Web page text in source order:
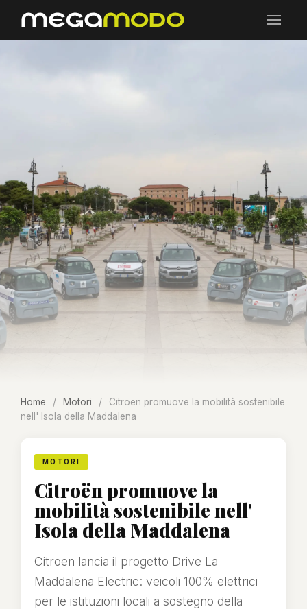
Home / Motori /
Citroën promuove la mobilità sostenibile
nell' Isola della Maddalena
MOTORI
Citroën promuove la
mobilità sostenibile nell'
Isola della Maddalena
Citroen lancia il progetto Drive La
Maddalena Electric: veicoli 100% elettrici
per le istituzioni locali a sostegno della